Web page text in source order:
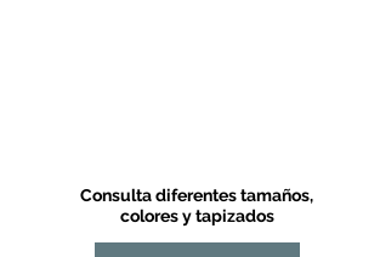
Consulta diferentes tamaños,
colores y tapizados